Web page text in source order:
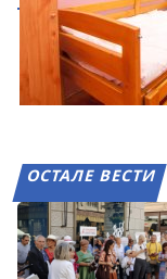
ОСТАЛЕ ВЕСТИ